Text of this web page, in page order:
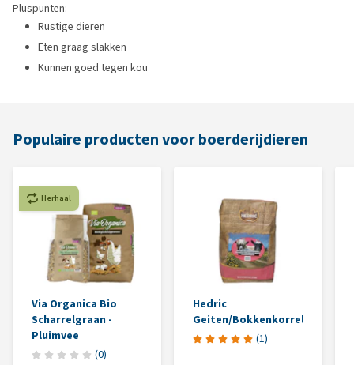
Pluspunten:
Rustige dieren
Eten graag slakken
Kunnen goed tegen kou
Populaire producten voor boerderijdieren
Herhaal
Via Organica Bio
Scharrelgraan -
Pluimvee
(0)
Hedric
Geiten/Bokkenkorrel
(1)